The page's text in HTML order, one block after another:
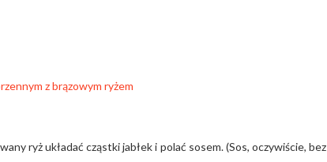
ryż układać cząstki jabłek i polać sosem. (Sos, oczywiście, bez